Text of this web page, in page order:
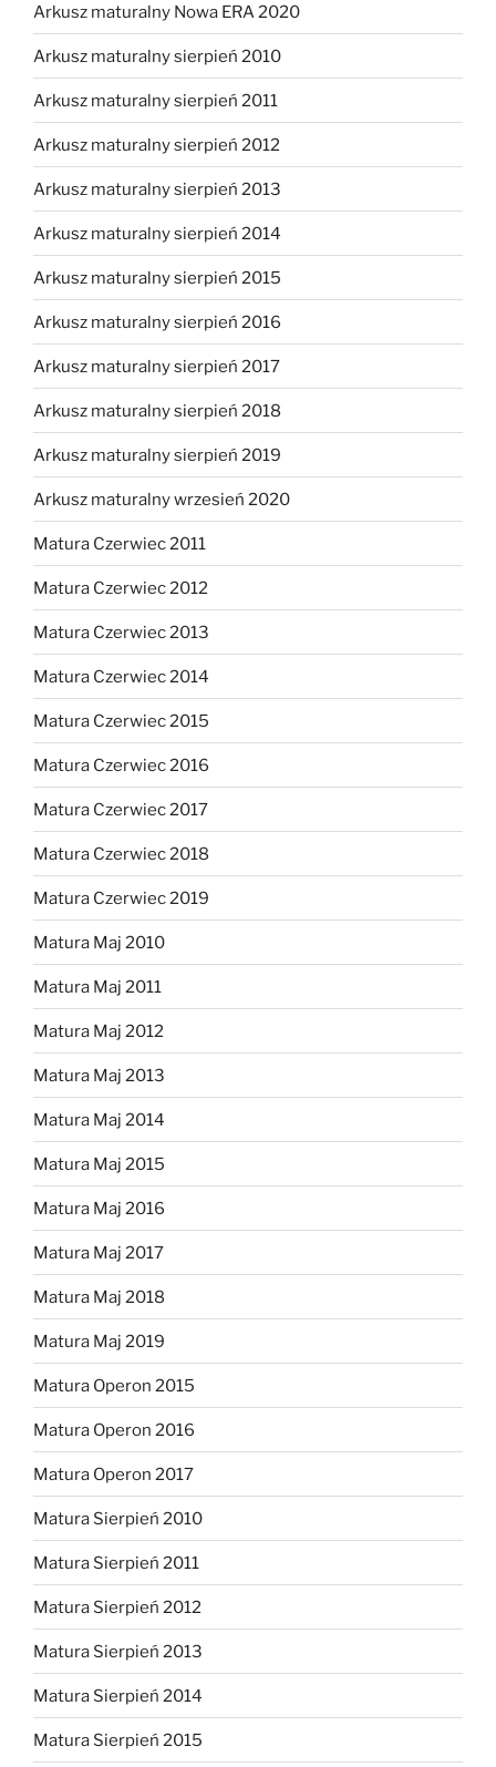
Arkusz maturalny Nowa ERA 2020
Arkusz maturalny sierpień 2010
Arkusz maturalny sierpień 2011
Arkusz maturalny sierpień 2012
Arkusz maturalny sierpień 2013
Arkusz maturalny sierpień 2014
Arkusz maturalny sierpień 2015
Arkusz maturalny sierpień 2016
Arkusz maturalny sierpień 2017
Arkusz maturalny sierpień 2018
Arkusz maturalny sierpień 2019
Arkusz maturalny wrzesień 2020
Matura Czerwiec 2011
Matura Czerwiec 2012
Matura Czerwiec 2013
Matura Czerwiec 2014
Matura Czerwiec 2015
Matura Czerwiec 2016
Matura Czerwiec 2017
Matura Czerwiec 2018
Matura Czerwiec 2019
Matura Maj 2010
Matura Maj 2011
Matura Maj 2012
Matura Maj 2013
Matura Maj 2014
Matura Maj 2015
Matura Maj 2016
Matura Maj 2017
Matura Maj 2018
Matura Maj 2019
Matura Operon 2015
Matura Operon 2016
Matura Operon 2017
Matura Sierpień 2010
Matura Sierpień 2011
Matura Sierpień 2012
Matura Sierpień 2013
Matura Sierpień 2014
Matura Sierpień 2015